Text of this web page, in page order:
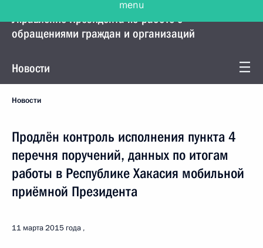
Управление Президента по работе с
обращениями граждан и организаций
Новости
Новости
Продлён контроль исполнения пункта 4
перечня поручений, данных по итогам
работы в Республике Хакасия мобильной
приёмной Президента
11 марта 2015 года